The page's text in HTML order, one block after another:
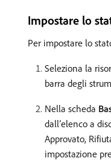
Impostare lo
Per impostare lo
Seleziona la
barra degli
Nella scheda
dall’elenco a
Approvato,
impostazione